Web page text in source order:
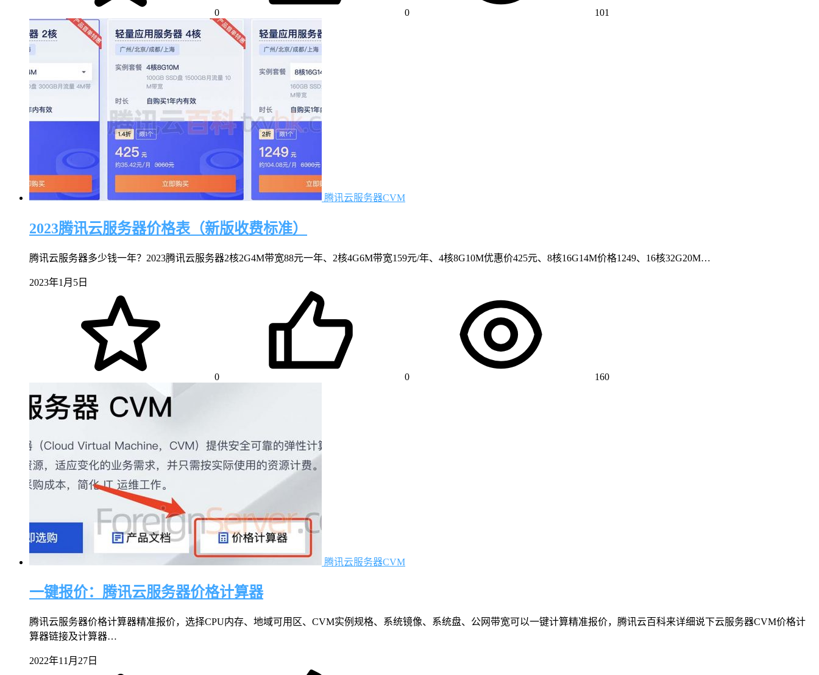
0 0 101
腾讯云服务器CVM
2023腾讯云服务器价格表（新版收费标准）
腾讯云服务器多少钱一年？2023腾讯云服务器2核2G4M带宽88元一年、2核4G6M带宽159元/年、4核8G10M优惠价425元、8核16G14M价格1249、16核32G20M…
2023年1月5日
0 0 160
腾讯云服务器CVM
一键报价：腾讯云服务器价格计算器
腾讯云服务器价格计算器精准报价，选择CPU内存、地域可用区、CVM实例规格、系统镜像、系统盘、公网带宽可以一键计算精准报价，腾讯云百科来详细说下云服务器CVM价格计
算器链接及计算器…
2022年11月27日